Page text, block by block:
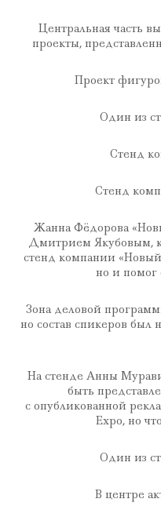
Центральная часть
проекты,
Проект
Один из
Стенд
Стенд
Жанна Фёдорова
Дмитрием Якубовым,
стенд компании
но и помог
Зона деловой
но состав спикеров
На стенде Анны
быть
с опубликованной
Expo, но
Один из
В центре